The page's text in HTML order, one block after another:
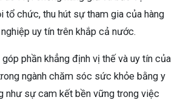
tổ chức, thu hút sự tham gia của hàng
uy tín trên khắp cả nước.
phần khẳng định vị thế và uy tín của
ngành chăm sóc sức khỏe bằng y
như sự cam kết bền vững trong việc